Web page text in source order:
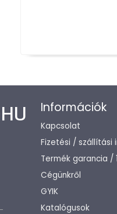
HU Információk
Kapcsolat
Fizetési / szállítási
Termék garancia /
Cégünkről
GYIK
Katalógusok